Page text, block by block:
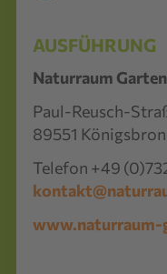
AUSFÜHRUNG
Naturraum
Paul-Reusch-
89551
Telefon +49
www.naturraum-